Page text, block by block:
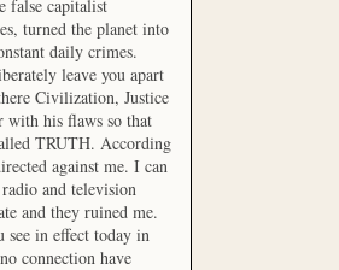
false capitalist
turned the planet into
daily crimes.
leave you apart
Civilization, Justice
with his flaws so that
TRUTH. According
against me. I can
and television
and they ruined me.
see in effect today in
connection have